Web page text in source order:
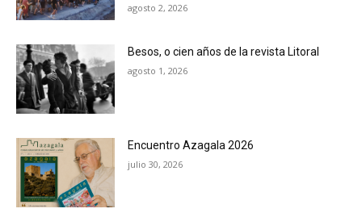
agosto 2, 2026
Besos, o cien años de la revista Litoral
agosto 1, 2026
Encuentro Azagala 2026
julio 30, 2026